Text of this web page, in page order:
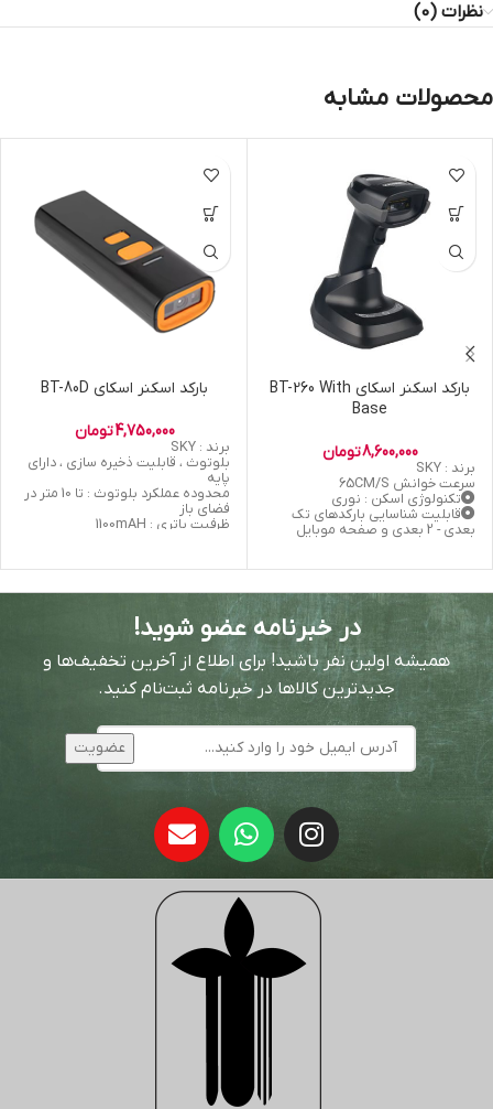
نظرات (0)
محصولات مشابه
بارکد اسکنر اسکای BT-260 With
Base
8,600,000تومان
برند : SKY
سرعت خوانش 65CM/S
تکنولوژی اسکن : نوری
قابلیت شناسایی بارکدهای تک
بعدی - 2 بعدی و صفحه موبایل
بارکد اسکنر اسکای BT-80D
4,750,000تومان
برند : SKY
بلوتوث ، قابلیت ذخیره سازی ، دارای
پایه
محدوده عملکرد بلوتوث : تا 10 متر در
فضای باز
ظرفیت باتری : 1100mAH
در خبرنامه عضو شوید!
همیشه اولین نفر باشید! برای اطلاع از آخرین تخفیف‌ها و
جدیدترین کالاها در خبرنامه ثبت‌نام کنید.